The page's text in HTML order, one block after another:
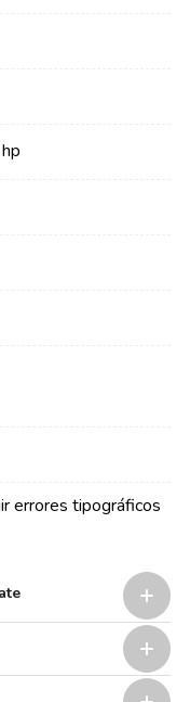
errores tipográficos